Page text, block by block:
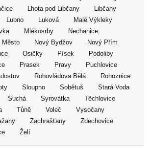
Lhota pod Libčany
Libčany
Lubno Luková
Malé Výkleky
Mlékosrby
Nechanice
Město Nový Bydžov
Nový Přím
Osičky Písek
Podoliby
Prasek Pravy
Puchlovice
Rohovládova Bělá
Rohoznice
Sloupno Sobětuš
Stará Voda
Suchá Syrovátka
Těchlovice
Tůně Voleč
Vysočany
Zachrašťany
Zdechovice
Želí